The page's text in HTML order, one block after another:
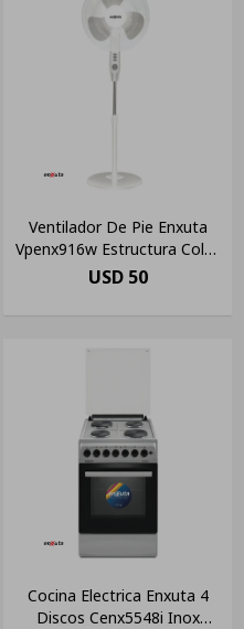
Ventilador De Pie Enxuta
Vpenx916w Estructura Color
Blanco
USD 50
Cocina Electrica Enxuta 4
Discos Cenx5548i Inox